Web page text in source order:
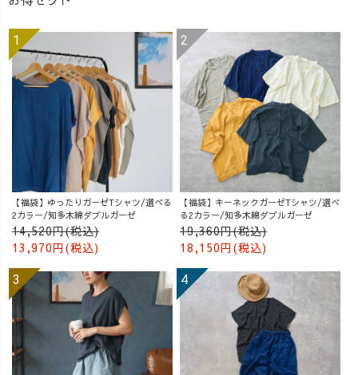
【福袋】ゆったりガーゼTシャツ/選べる
2カラー/知多木綿ダブルガーゼ
14,520円(税込)
13,970円(税込)
【福袋】キーネックガーゼTシャツ/選べ
る2カラー/知多木綿ダブルガーゼ
19,360円(税込)
18,150円(税込)